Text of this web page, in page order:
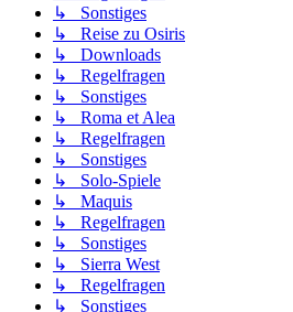
↳ Sonstiges
↳ Reise zu Osiris
↳ Downloads
↳ Regelfragen
↳ Sonstiges
↳ Roma et Alea
↳ Regelfragen
↳ Sonstiges
↳ Solo-Spiele
↳ Maquis
↳ Regelfragen
↳ Sonstiges
↳ Sierra West
↳ Regelfragen
↳ Sonstiges